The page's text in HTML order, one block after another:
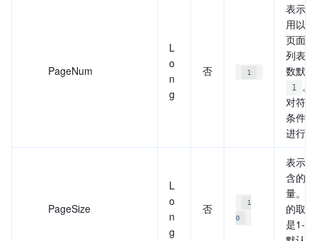
PageNum
L
o
n
g
否 1
表示
用以
页面
列表
数默
1
。
对符
条件
进行
PageSize
L
o
n
g
否
1
0
表示
含的
量。
的取
是1-